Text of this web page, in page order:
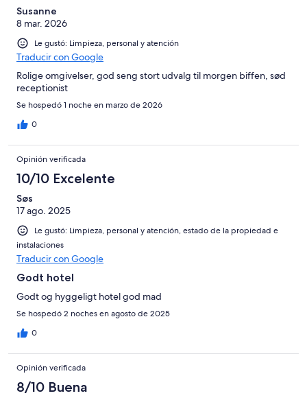
Susanne
8 mar. 2026
Le gustó: Limpieza, personal y atención
Traducir con Google
Rolige omgivelser, god seng stort udvalg til morgen biffen, sød
receptionist
Se hospedó 1 noche en marzo de 2026
0
Opinión verificada
10/10 Excelente
Søs
17 ago. 2025
Le gustó: Limpieza, personal y atención, estado de la propiedad e
instalaciones
Traducir con Google
Godt hotel
Godt og hyggeligt hotel god mad
Se hospedó 2 noches en agosto de 2025
0
Opinión verificada
8/10 Buena